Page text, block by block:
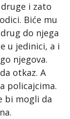
i zato
Biće mu
do njega
u jedinici, a i
njegova.
otkaz. A
policajcima.
bi mogli da